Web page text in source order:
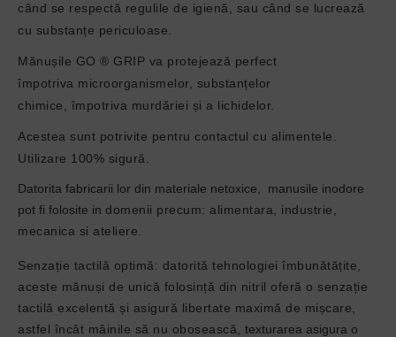
când se respectă regulile de igienă, sau când se lucrează
cu substanțe periculoase.
Mănușile GO ® GRIP va protejează perfect
împotriva microorganismelor, substanțelor
chimice, împotriva murdăriei și a lichidelor.
Acestea sunt potrivite pentru contactul cu alimentele.
Utilizare 100% sigură.
Datorita fabricarii lor din materiale netoxice, manusile inodore
pot fi folosite in domenii precum: alimentara, industrie,
mecanica si ateliere.
Senzație tactilă optimă: datorită tehnologiei îmbunătățite,
aceste mănuși de unică folosință din nitril oferă o senzație
tactilă excelentă și asigură libertate maximă de mișcare,
astfel încât mâinile să nu obosească, texturarea asigura o